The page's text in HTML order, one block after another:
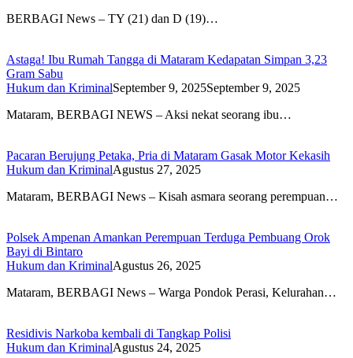
BERBAGI News – TY (21) dan D (19)…
Astaga! Ibu Rumah Tangga di Mataram Kedapatan Simpan 3,23
Gram Sabu
Hukum dan KriminalSeptember 9, 2025September 9, 2025
Mataram, BERBAGI NEWS – Aksi nekat seorang ibu…
Pacaran Berujung Petaka, Pria di Mataram Gasak Motor Kekasih
Hukum dan KriminalAgustus 27, 2025
Mataram, BERBAGI News – Kisah asmara seorang perempuan…
Polsek Ampenan Amankan Perempuan Terduga Pembuang Orok
Bayi di Bintaro
Hukum dan KriminalAgustus 26, 2025
Mataram, BERBAGI News – Warga Pondok Perasi, Kelurahan…
Residivis Narkoba kembali di Tangkap Polisi
Hukum dan KriminalAgustus 24, 2025